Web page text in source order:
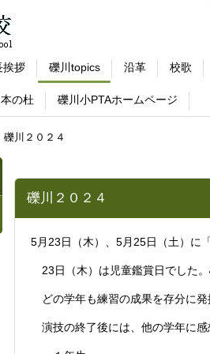
挨拶 礫川topics 沿革 校歌
の杜 礫川小PTAホームページ
礫川２０２４
礫川２０２４
5月23日（木）、5月25日（土）に
23日（木）は児童鑑賞日でした
どの学年も練習の成果を存分に
演技の終了後には、他の学年に感